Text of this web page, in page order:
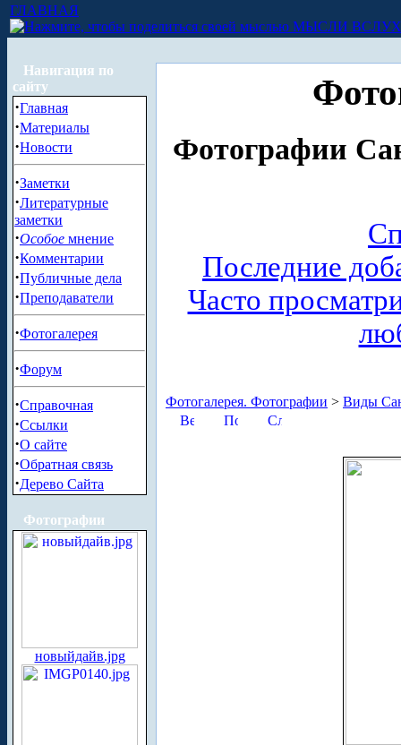
ГЛАВНАЯ
МЫСЛИ ВСЛУХ
Навигация по
сайту
·Главная
·Материалы
·Новости
·Заметки
·Литературные
заметки
·Особое мнение
·Комментарии
·Публичные дела
·Преподаватели
·Фотогалерея
·Форум
·Справочная
·Ссылки
·О сайте
·Обратная связь
·Дерево Сайта
Фотографии
новыйдайв.jpg
Фотографии
Последние
Часто
Фотогалерея. Фотографии > Виды